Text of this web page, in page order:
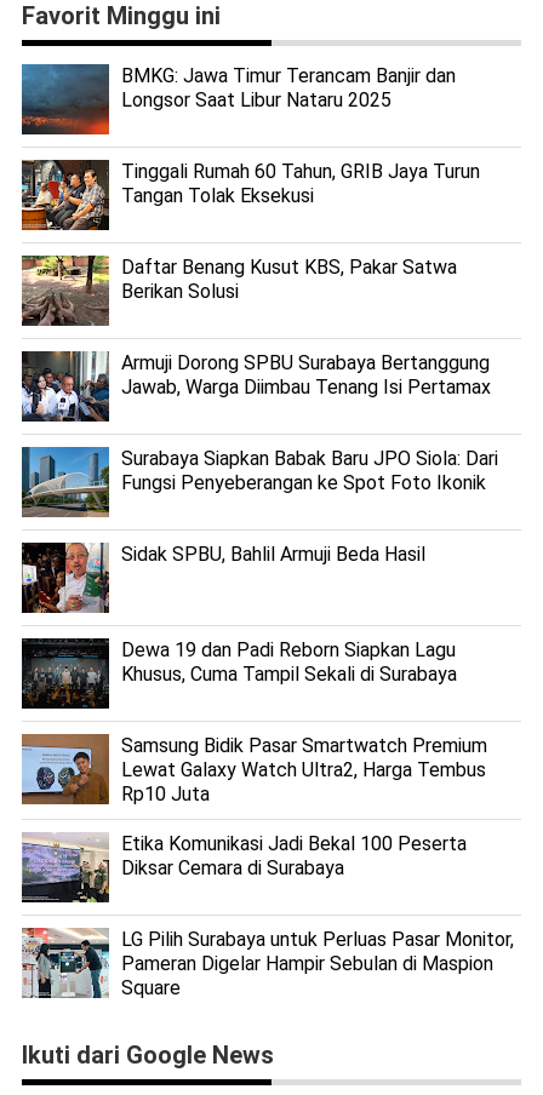
Favorit Minggu ini
BMKG: Jawa Timur Terancam Banjir dan
Longsor Saat Libur Nataru 2025
Tinggali Rumah 60 Tahun, GRIB Jaya Turun
Tangan Tolak Eksekusi
Daftar Benang Kusut KBS, Pakar Satwa
Berikan Solusi
Armuji Dorong SPBU Surabaya Bertanggung
Jawab, Warga Diimbau Tenang Isi Pertamax
Surabaya Siapkan Babak Baru JPO Siola: Dari
Fungsi Penyeberangan ke Spot Foto Ikonik
Sidak SPBU, Bahlil Armuji Beda Hasil
Dewa 19 dan Padi Reborn Siapkan Lagu
Khusus, Cuma Tampil Sekali di Surabaya
Samsung Bidik Pasar Smartwatch Premium
Lewat Galaxy Watch Ultra2, Harga Tembus
Rp10 Juta
Etika Komunikasi Jadi Bekal 100 Peserta
Diksar Cemara di Surabaya
LG Pilih Surabaya untuk Perluas Pasar Monitor,
Pameran Digelar Hampir Sebulan di Maspion
Square
Ikuti dari Google News